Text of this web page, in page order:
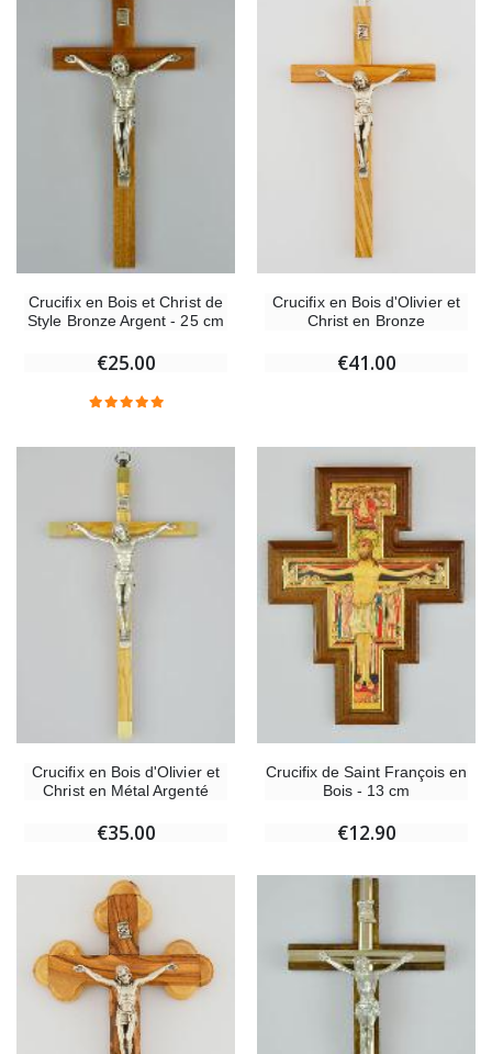
Crucifix en Bois et Christ de
Style Bronze Argent - 25 cm
€25.00
Crucifix en Bois d'Olivier et
Christ en Bronze
€41.00
Crucifix en Bois d'Olivier et
Christ en Métal Argenté
€35.00
Crucifix de Saint François en
Bois - 13 cm
€12.90